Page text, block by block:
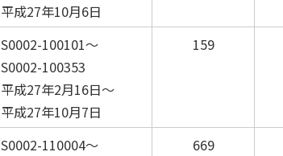
平成27年10月6日
S0002-100101～
S0002-100353
平成27年2月16日～
平成27年10月7日
159
S0002-110004～
669